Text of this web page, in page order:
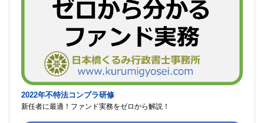
2022年不特法コンプラ研修
新任者に最適！ファンド実務をゼロから解説！